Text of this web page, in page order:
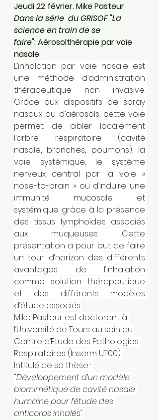
Jeudi 22 février. Mike Pasteur
Dans la série  du GRISOF "La
science en train de se
faire": Aérosolthérapie par voie
nasale
L’inhalation par voie nasale est
une méthode d’administration
thérapeutique non invasive.
Grâce aux dispositifs de spray
nasaux ou d’aérosols, cette voie
permet de cibler localement
l’arbre respiratoire (cavité
nasale, bronches, poumons), la
voie systémique, le système
nerveux central par la voie «
nose-to-brain » ou d’induire une
immunité mucosale et
systémique grâce à la présence
des tissus lymphoïdes associés
aux muqueuses. Cette
présentation a pour but de faire
un tour d’horizon des différents
avantages de l’inhalation
comme solution thérapeutique
et des différents modèles
d’étude associés.
Mike Pasteur est doctorant à
l’Université de Tours au sein du
Centre d’Etude des Pathologies
Respiratoires (Inserm U1100).
Intitulé de sa thèse :
"Développement d’un modèle
biomimétique de cavité nasale
humaine pour l’étude des
anticorps inhalés".